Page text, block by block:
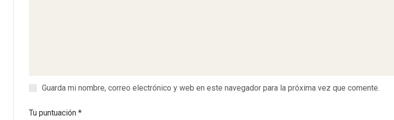
Guarda mi nombre, correo electrónico y web en este navegador para la próxima vez que comente.
Tu puntuación *